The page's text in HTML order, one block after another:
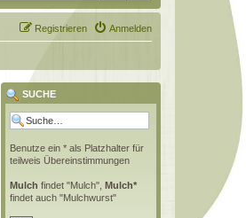
Anmelden
Registrieren
SUCHE
Benutze ein * als Platzhalter für
teilweis Übereinstimmungen
Mulch findet "Mulch", Mulch*
findet auch "Mulchwurst"